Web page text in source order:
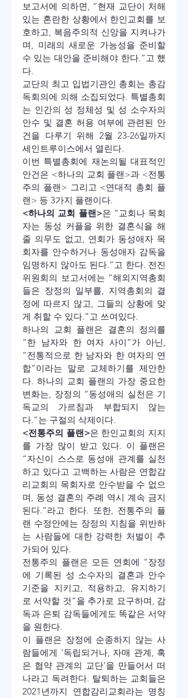
보고서에 의하면, “현재 교단이 처해
있는 혼란한 상황에서 한인교회를 보
호하고, 복음주의적 신앙을 지켜나가
며, 미래의 새로운 가능성을 준비할
수 있는 대안을 준비해야 한다.”고 했
다.
교단의 최고 입법기관인 총회는 총감
독회의에 의해 소집되었다. 특별총회
는 인간의 성 정체성 및 성 소수자의
안수 및 결혼 허용 여부에 관련된 안
건을 다루기 위해 2월 23-26일까지
세인트루이스에서 열린다.
이번 특별총회에 재논의될 대표적인
안건은 <하나의 교회 플랜>과 <전통
주의 플랜> 그리고 <연대적 총회 플
랜> 등 3가지 플랜이다.
<하나의 교회 플랜>은 “교회나 목회
자는 동성 커플을 위한 결혼식을 해
줄 의무도 없고, 연회가 동성애자 목
회자를 안수하거나 동성애자 감독을
임명하지 않아도 된다.”고 한다. 전진
위원회의 보고서에는 “해외지역총회
들은 장정의 일부를, 지역총회의 결
정에 따르지 않고, 그들의 상황에 맞
게 취할 수 있다.”고 쓰여있다.
하나의 교회 플랜은 결혼의 정의를
“한 남자와 한 여자 사이”가 아닌,
“전통적으로 한 남자와 한 여자의 연
합”이라는 말로 교체하기를 제안한
다. 하나의 교회 플랜의 가장 중요한
변화는, 장정의 “동성애의 실천은 기
독교의 가르침과 부합되지 않는
다.”는 구절의 삭제이다.
<전통주의 플랜>은 한인교회의 지지
를 가장 많이 받고 있다. 이 플랜은
“자신이 스스로 동성애 관계를 실천
하고 있다고 고백하는 사람은 연합감
리교회의 목회자로 안수받을 수 없으
며, 동성 결혼의 주례 역시 계속 금지
된다.”라고 한다. 또한, 전통주의 플
랜 수정안에는 장정의 지침을 위반하
는 사람들에 대한 강력한 처벌이 추
가되어 있다.
전통주의 플랜은 모든 연회에 “장정
에 기록된 성 소수자의 결혼과 안수
기준을 지키고, 적용하고, 유지하기
로 서약할 것”을 추가로 요구하며, 감
독과 은퇴 감독들에게도 똑같은 서약
을 원한다.
이 플랜은 장정에 순종하지 않는 사
람들에게 ‘독립되거나, 자매 관계, 혹
은 협약 관계의 교단’을 만들어서 떠
나라고 독려한다. 탈퇴하는 교회들은
2021년까지 연합감리교회라는 명칭